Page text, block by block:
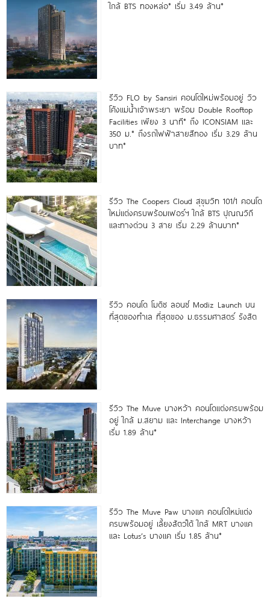
ใกล้ BTS ทองหล่อ* เริ่ม 3.49 ล้าน*
รีวิว FLO by Sansiri คอนโดใหม่พร้อมอยู่ วิว
โค้งแม่น้ำเจ้าพระยา พร้อม Double Rooftop
Facilities เพียง 3 นาที* ถึง ICONSIAM และ
350 ม.* ถึงรถไฟฟ้าสายสีทอง เริ่ม 3.29 ล้าน
บาท*
รีวิว The Coopers Cloud สุขุมวิท 101/1 คอนโด
ใหม่แต่งครบพร้อมเฟอร์ฯ ใกล้ BTS ปุณณวิถี
และทางด่วน 3 สาย เริ่ม 2.29 ล้านบาท*
รีวิว คอนโด โมดิซ ลอนซ์ Modiz Launch บน
ที่สุดของทำเล ที่สุดของ ม.ธรรมศาสตร์ รังสิต
รีวิว The Muve บางหว้า คอนโดแต่งครบพร้อม
อยู่ ใกล้ ม.สยาม และ Interchange บางหว้า
เริ่ม 1.89 ล้าน*
รีวิว The Muve Paw บางแค คอนโดใหม่แต่ง
ครบพร้อมอยู่ เลี้ยงสัตว์ได้ ใกล้ MRT บางแค
และ Lotus’s บางแค เริ่ม 1.85 ล้าน*